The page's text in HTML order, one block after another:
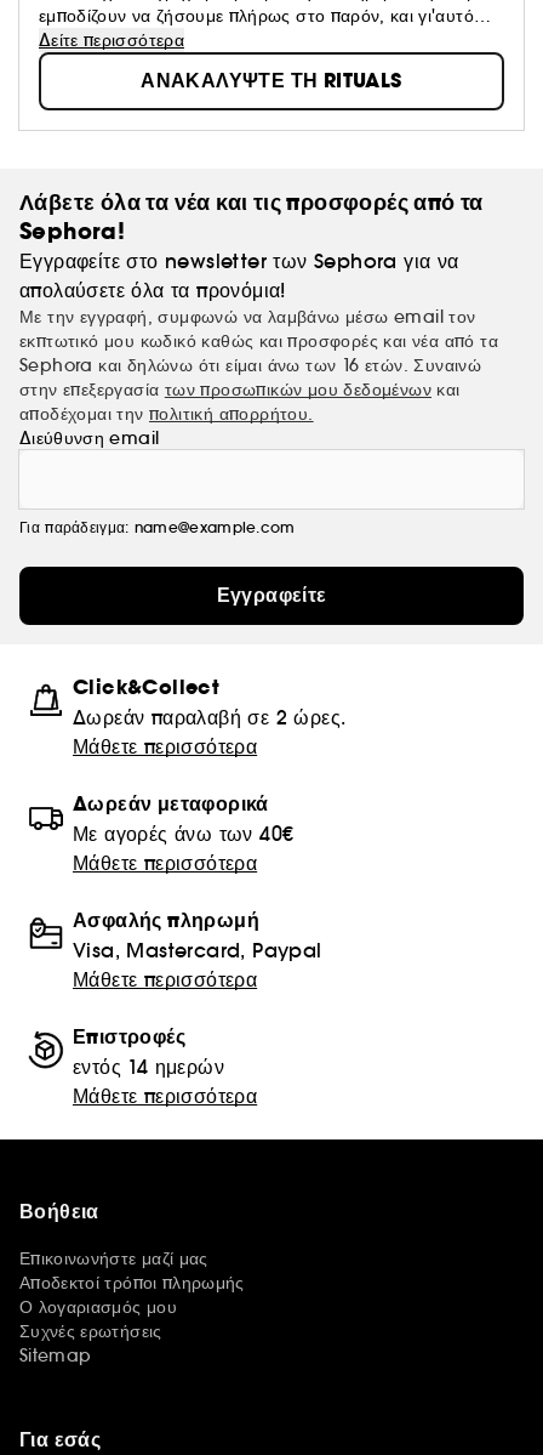
εμποδίζουν να ζήσουμε πλήρως στο παρόν, και γι'αυτό
αποστολή μας είναι να σας ενθαρρύνουμε να
επιβραδύνετε αυτούς τους ρυθμούς. Εμπνευσμένα από τις
αρχαίες ανατολίτικες παραδόσεις και διαποτισμένα με
αρώματα που δημιουργήθηκαν από τους καλύτερους
αρωματοποιούς στον κόσμο, τα προϊόντα μας σας
Δείτε περισσότερα
ΑΝΑΚΑΛΥΨΤΕ ΤΗ RITUALS
Λάβετε όλα τα νέα και τις προσφορές από τα
Sephora!
Εγγραφείτε στο newsletter των Sephora για να
απολαύσετε όλα τα προνόμια!
Με την εγγραφή, συμφωνώ να λαμβάνω μέσω email τον
εκπτωτικό μου κωδικό καθώς και προσφορές και νέα από τα
Sephora και δηλώνω ότι είμαι άνω των 16 ετών. Συναινώ
στην επεξεργασία των προσωπικών μου δεδομένων και
αποδέχομαι την πολιτική απορρήτου.
Διεύθυνση email
Για παράδειγμα: name@example.com
Εγγραφείτε
Click&Collect
Δωρεάν παραλαβή σε 2 ώρες.
Μάθετε περισσότερα
Δωρεάν μεταφορικά
Με αγορές άνω των 40€
Μάθετε περισσότερα
Ασφαλής πληρωμή
Visa, Mastercard, Paypal
Μάθετε περισσότερα
Επιστροφές
εντός 14 ημερών
Μάθετε περισσότερα
Βοήθεια
Επικοινωνήστε μαζί μας
Αποδεκτοί τρόποι πληρωμής
Ο λογαριασμός μου
Συχνές ερωτήσεις
Sitemap
Για εσάς